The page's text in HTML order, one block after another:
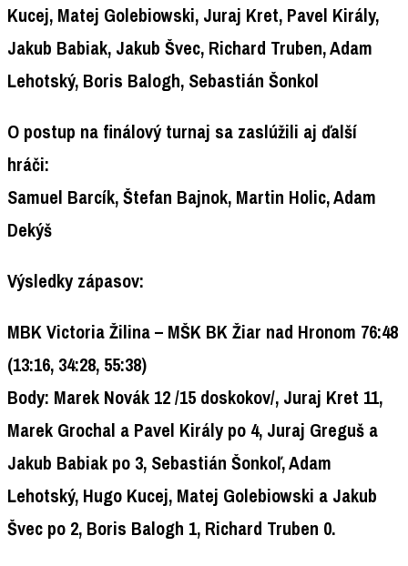
Kucej, Matej Golebiowski, Juraj Kret, Pavel Király,
Jakub Babiak, Jakub Švec, Richard Truben, Adam
Lehotský, Boris Balogh, Sebastián Šonkol
O postup na finálový turnaj sa zaslúžili aj ďalší
hráči:
Samuel Barcík, Štefan Bajnok, Martin Holic, Adam
Dekýš
Výsledky zápasov:
MBK Victoria Žilina – MŠK BK Žiar nad Hronom 76:48
(13:16, 34:28, 55:38)
Body: Marek Novák 12 /15 doskokov/, Juraj Kret 11,
Marek Grochal a Pavel Király po 4, Juraj Greguš a
Jakub Babiak po 3, Sebastián Šonkoľ, Adam
Lehotský, Hugo Kucej, Matej Golebiowski a Jakub
Švec po 2, Boris Balogh 1, Richard Truben 0.